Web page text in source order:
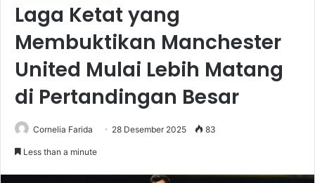
Laga Ketat yang
Membuktikan Manchester
United Mulai Lebih Matang
di Pertandingan Besar
Cornelia Farida 28 Desember 2025 83
Less than a minute